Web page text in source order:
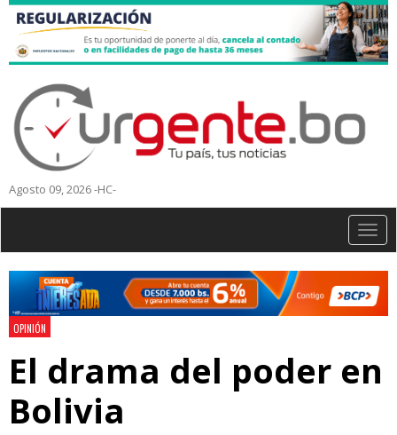
Agosto 09, 2026 -HC-
OPINIÓN
El drama del poder en
Bolivia